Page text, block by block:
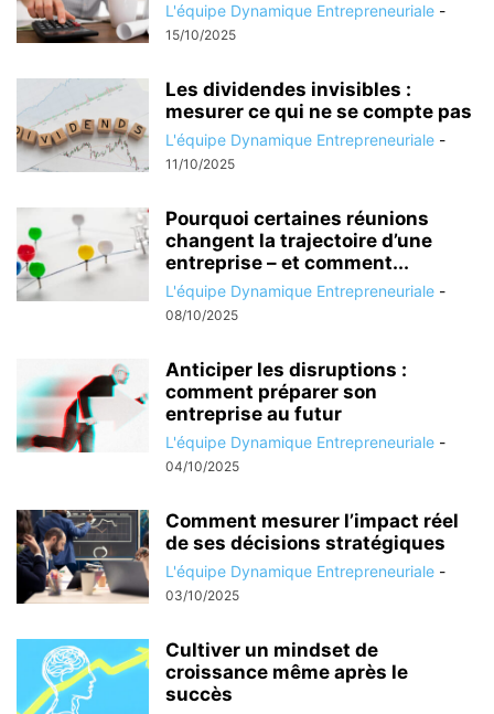
L'équipe Dynamique Entrepreneuriale -
15/10/2025
Les dividendes invisibles :
mesurer ce qui ne se compte pas
L'équipe Dynamique Entrepreneuriale -
11/10/2025
Pourquoi certaines réunions
changent la trajectoire d’une
entreprise – et comment...
L'équipe Dynamique Entrepreneuriale -
08/10/2025
Anticiper les disruptions :
comment préparer son
entreprise au futur
L'équipe Dynamique Entrepreneuriale -
04/10/2025
Comment mesurer l’impact réel
de ses décisions stratégiques
L'équipe Dynamique Entrepreneuriale -
03/10/2025
Cultiver un mindset de
croissance même après le
succès